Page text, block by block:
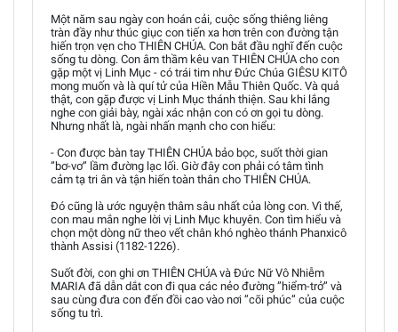
Một năm sau ngày con hoán cải, cuộc sống thiêng liêng
tràn đầy như thúc giục con tiến xa hơn trên con đường tận
hiến trọn vẹn cho THIÊN CHÚA. Con bắt đầu nghĩ đến cuộc
sống tu dòng. Con âm thầm kêu van THIÊN CHÚA cho con
gặp một vị Linh Mục - có trái tim như Đức Chúa GIÊSU KITÔ
mong muốn và là quí tử của Hiền Mẫu Thiên Quốc. Và quả
thật, con gặp được vị Linh Mục thánh thiện. Sau khi lắng
nghe con giải bày, ngài xác nhận con có ơn gọi tu dòng.
Nhưng nhất là, ngài nhấn mạnh cho con hiểu:
- Con được bàn tay THIÊN CHÚA bảo bọc, suốt thời gian
”bơ-vơ” lầm đường lạc lối. Giờ đây con phải có tâm tình
cảm tạ tri ân và tận hiến toàn thân cho THIÊN CHÚA.
Đó cũng là ước nguyện thâm sâu nhất của lòng con. Vì thế,
con mau mắn nghe lời vị Linh Mục khuyên. Con tìm hiểu và
chọn một dòng nữ theo vết chân khó nghèo thánh Phanxicô
thành Assisi (1182-1226).
Suốt đời, con ghi ơn THIÊN CHÚA và Đức Nữ Vô Nhiễm
MARIA đã dẫn dắt con đi qua các nẻo đường ”hiểm-trở” và
sau cùng đưa con đến đồi cao vào nơi ”cõi phúc” của cuộc
sống tu trì.